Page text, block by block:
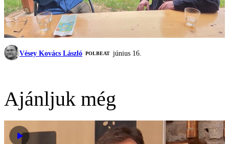
Vésey Kovács László ‎POLBEAT június 16.
Ajánljuk még